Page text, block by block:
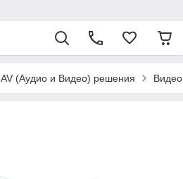
AV (Аудио и Видео) решения